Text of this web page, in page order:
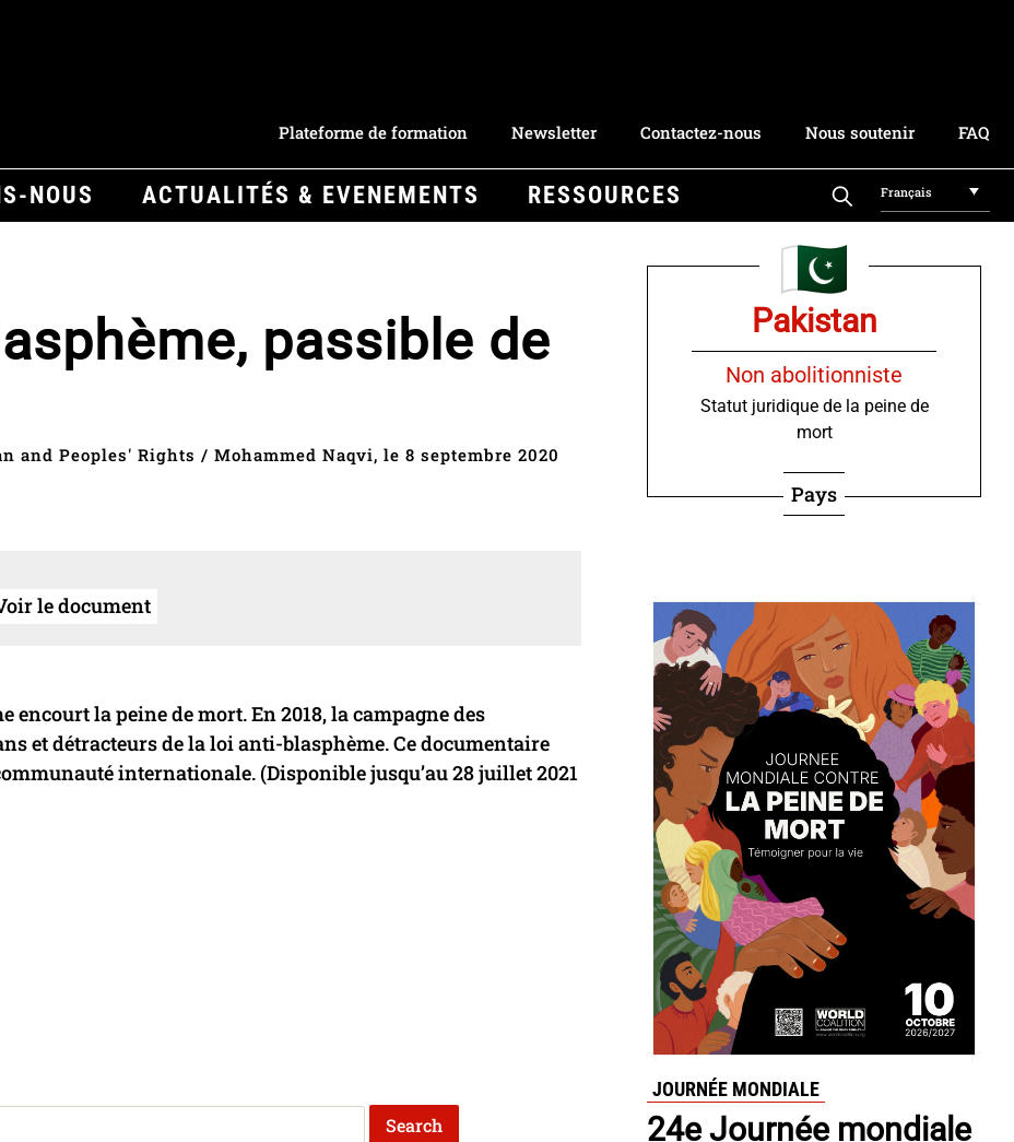
Plateforme de formation Newsletter Contactez-nous Nous soutenir FAQ
NOUS ACTUALITÉS & EVENEMENTS RESSOURCES Français
passible de
and Peoples' Rights / Mohammed Naqvi, le 8 septembre 2020
le document
encourt la peine de mort. En 2018, la campagne des
et détracteurs de la loi anti-blasphème. Ce documentaire
internationale. (Disponible jusqu’au 28 juillet 2021
Pakistan
Non abolitionniste
Statut juridique de la peine de
mort
Pays
JOURNÉE MONDIALE
24e Journée mondiale